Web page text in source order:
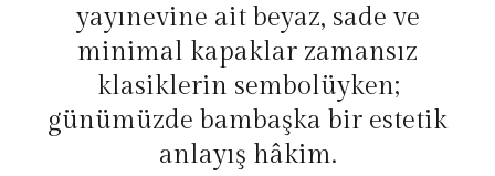
yayınevine ait beyaz, sade ve
minimal kapaklar zamansız
klasiklerin sembolüyken;
günümüzde bambaşka bir estetik
anlayış hâkim.